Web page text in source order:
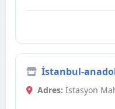
İstanbul-
Adres: İstasyon